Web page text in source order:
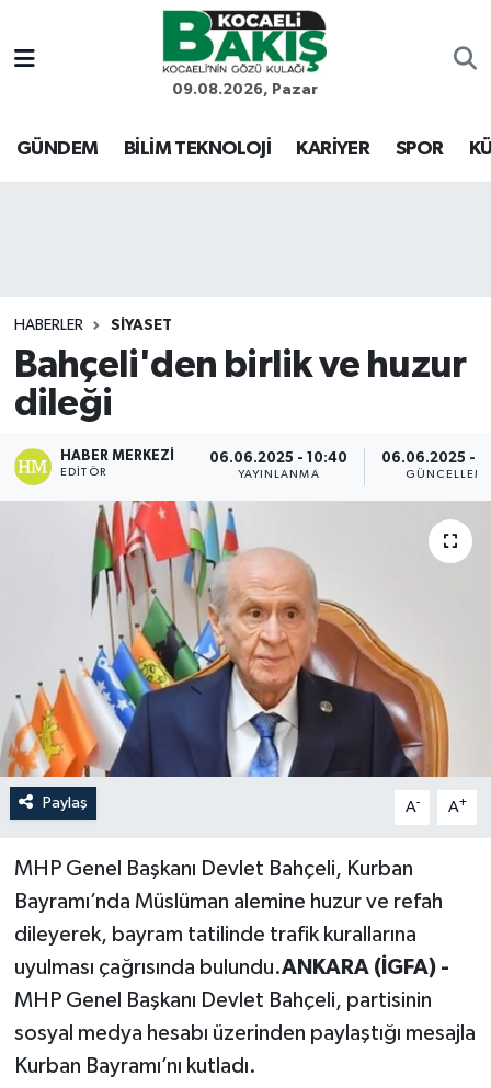
09.08.2026, Pazar
GÜNDEM BİLİM TEKNOLOJİ KARİYER SPOR
HABERLER SİYASET
Bahçeli'den birlik ve huzur
dileği
HABER MERKEZI
EDITÖR
06.06.2025 - 10:40
YAYINLANMA
06.06.2025 -
Paylaş A- A+
MHP Genel Başkanı Devlet Bahçeli, Kurban
Bayramı’nda Müslüman alemine huzur ve refah
dileyerek, bayram tatilinde trafik kurallarına
uyulması çağrısında bulundu.ANKARA (İGFA) -
MHP Genel Başkanı Devlet Bahçeli, partisinin
sosyal medya hesabı üzerinden paylaştığı mesajla
Kurban Bayramı’nı kutladı.
Kocaeli Nöbetçi Eczaneler
Kocaeli Hava Durumu
Son Dakika Haberleri
Haber Arşivi